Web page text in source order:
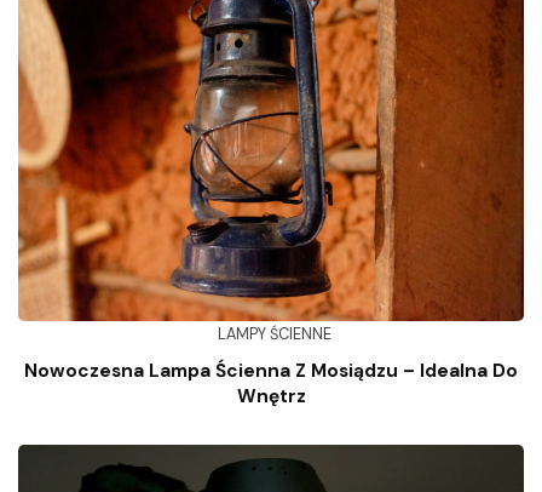
LAMPY ŚCIENNE
Nowoczesna Lampa Ścienna Z Mosiądzu – Idealna Do
Wnętrz